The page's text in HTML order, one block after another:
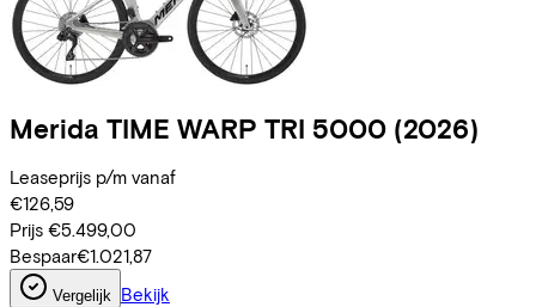
Merida TIME WARP TRI 5000 (2026)
Leaseprijs p/m vanaf
€126,59
Prijs €5.499,00
Bespaar€1.021,87
Vergelijk Bekijk